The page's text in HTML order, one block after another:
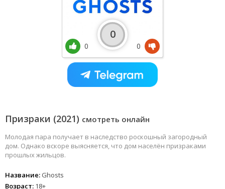
Призраки (2021) смотреть онлайн
Молодая пара получает в наследство роскошный загородный
дом. Однако вскоре выясняется, что дом населён призраками
прошлых жильцов.
Название: Ghosts
Возраст: 18+
0
0
0